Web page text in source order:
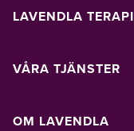
LAVENDLA TERAPI
VÅRA TJÄNSTER
OM LAVENDLA